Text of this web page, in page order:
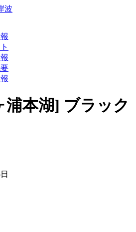
浦本湖] ブラック